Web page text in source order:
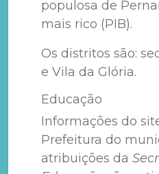
populosa de
mais rico (PIB).
Os distritos são:
e Vila da Glória.
Educação
Informações do
Prefeitura do
atribuições da